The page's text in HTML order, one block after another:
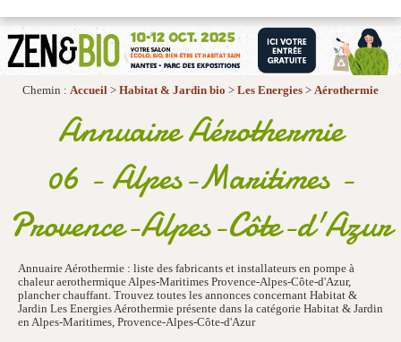
Chemin : Accueil > Habitat & Jardin bio > Les Energies > Aérothermie
Annuaire Aérothermie
06 - Alpes-Maritimes -
Provence-Alpes-Côte-d'Azur
Annuaire Aérothermie : liste des fabricants et installateurs en pompe à
chaleur aerothermique Alpes-Maritimes Provence-Alpes-Côte-d'Azur,
plancher chauffant. Trouvez toutes les annonces concernant Habitat &
Jardin Les Energies Aérothermie présente dans la catégorie Habitat & Jardin
en Alpes-Maritimes, Provence-Alpes-Côte-d'Azur